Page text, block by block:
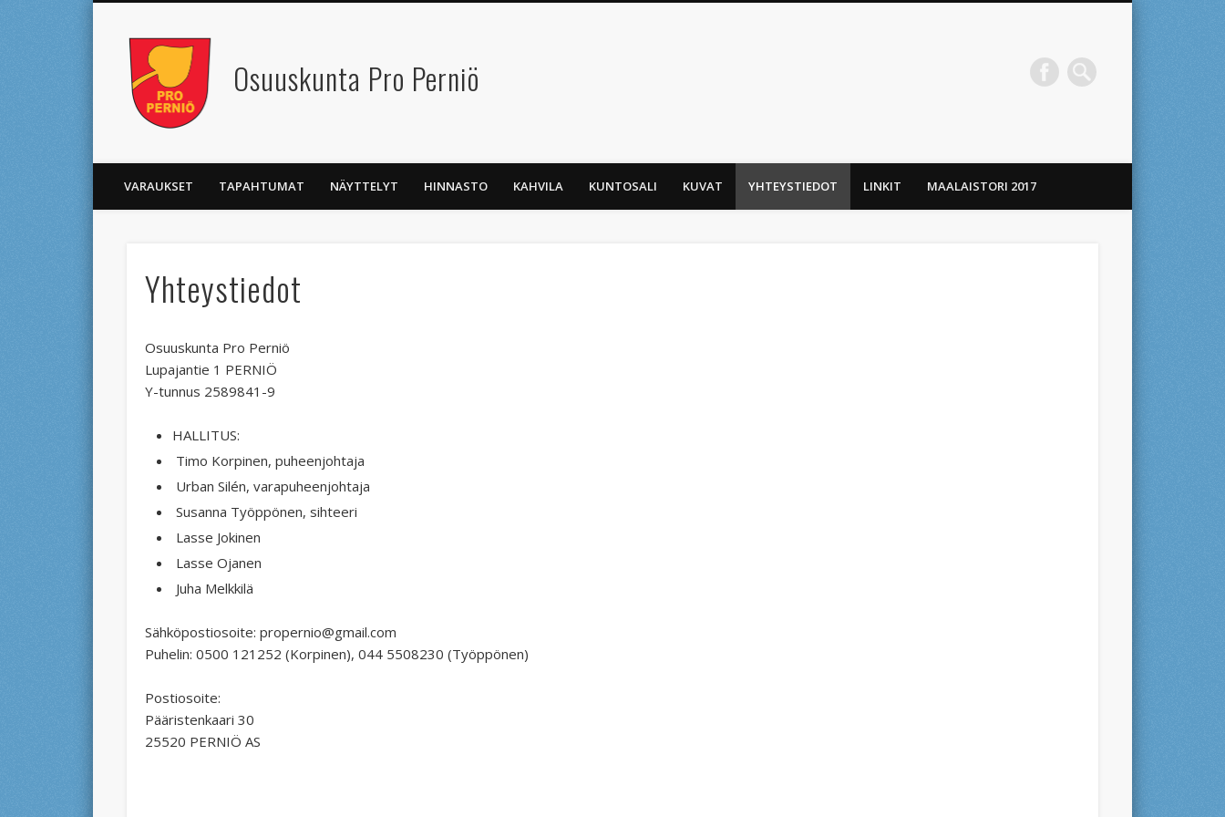
Osuuskunta Pro Perniö
Facebook
VARAUKSET TAPAHTUMAT NÄYTTELYT HINNASTO KAHVILA KUNTOSALI KUVAT YHTEYSTIEDOT LINKIT MAALAISTORI 2017
Yhteystiedot
Osuuskunta Pro Perniö
Lupajantie 1 PERNIÖ
Y-tunnus 2589841-9
HALLITUS:
Timo Korpinen, puheenjohtaja
Urban Silén, varapuheenjohtaja
Susanna Työppönen, sihteeri
Lasse Jokinen
Lasse Ojanen
Juha Melkkilä
Sähköpostiosoite: propernio@gmail.com
Puhelin: 0500 121252 (Korpinen), 044 5508230 (Työppönen)
Postiosoite:
Pääristenkaari 30
25520 PERNIÖ AS